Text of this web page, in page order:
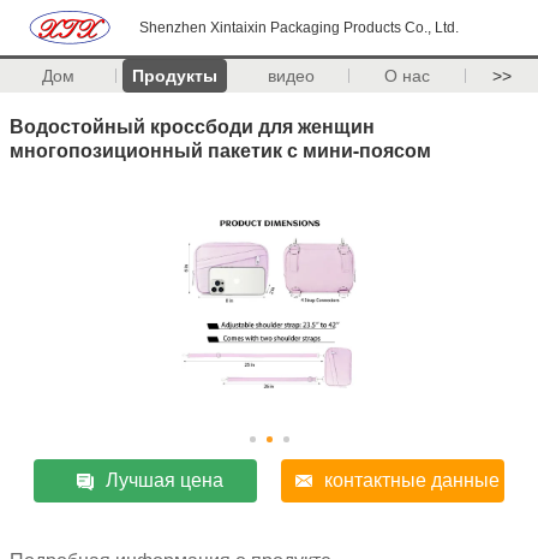
Shenzhen Xintaixin Packaging Products Co., Ltd.
Дом Продукты видео О нас >>
Водостойный кроссбоди для женщин
многопозиционный пакетик с мини-поясом
Лучшая цена контактные данные